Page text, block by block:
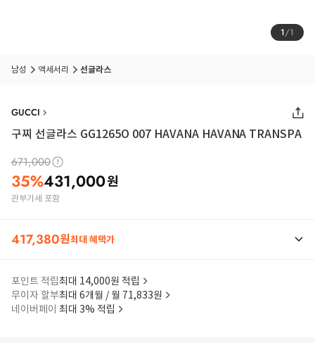
1/1
남성 액세서리 선글라스
GUCCI
구찌 선글라스 GG1265O 007 HAVANA HAVANA TRANSPA
671,000
35%431,000원
관부가세 포함
417,380원최대 혜택가
포인트 적립최대 14,000원 적립
무이자 할부최대 6개월 / 월 71,833원
네이버페이 최대 3% 적립